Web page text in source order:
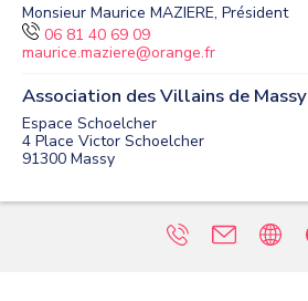
Monsieur Maurice MAZIERE, Président
06 81 40 69 09
maurice.maziere@orange.fr
Association des Villains de Massy
Espace Schoelcher
4 Place Victor Schoelcher
91300 Massy